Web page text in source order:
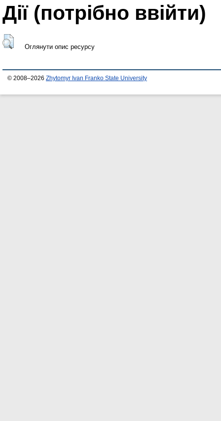
Дії ​​(потрібно ввійти)
Оглянути опис ресурсу
© 2008–2026 Zhytomyr Ivan Franko State University